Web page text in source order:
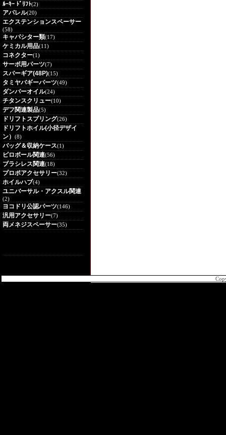
ﾙｰｷｰ ﾄﾞﾘﾌﾄ(2)
アパレル(20)
エクステンションスペーサー
(58)
キャパシター類(17)
ケミカル用品(11)
コネクター(1)
サーボ用パーツ(7)
スパーギア(48P)(15)
タミヤバギーパーツ(49)
ダンパーオイル(24)
チタンスクリュー(10)
デフ関連製品(5)
ドリフトスプリング(26)
ドリフトホイル(小径デザイ
ン） (8)
バッグ＆収納ケース(1)
ピロボール関連(56)
ブラシレス関連(18)
プロポアクセサリー(32)
ホイルハブ(4)
ユニバーサル・アクスル関連
(2)
ヨコドリ公認パーツ(146)
汎用アクセサリー(7)
両メネジスペーサー(35)